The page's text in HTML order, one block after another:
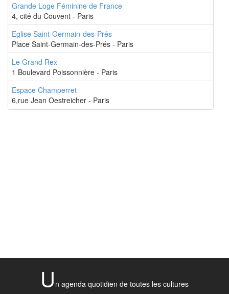
Grande Loge Féminine de France
4, cité du Couvent - Paris
Eglise Saint-Germain-des-Prés
Place Saint-Germain-des-Prés - Paris
Le Grand Rex
1 Boulevard Poissonnière - Paris
Espace Champerret
6,rue Jean Oestreicher - Paris
U n agenda quotidien de toutes les cultures